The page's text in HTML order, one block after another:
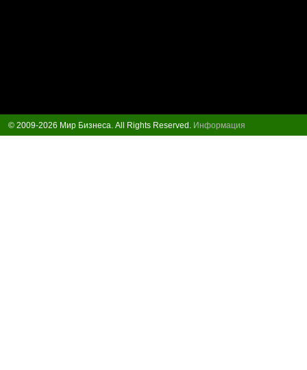
© 2009-2026 Мир Бизнеса. All Rights Reserved. Информация